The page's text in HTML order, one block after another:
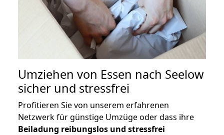
Umziehen von Essen nach Seelow
sicher und stressfrei
Profitieren Sie von unserem erfahrenen
Netzwerk für günstige Umzüge oder dass ihre
Beiladung reibungslos und stressfrei